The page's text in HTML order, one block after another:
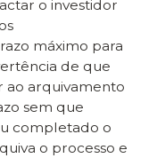
o investidor
máximo para
de que
ao arquivamento
sem que
completado o
o processo e